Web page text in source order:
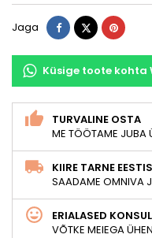
Jaga Jaga Tweet
Küsige toote kohta
TURVALINE OSTA
ME TÖÖTAME JUBA
KIIRE TARNE
SAADAME OMNIVA
ERIALASED
VÕTKE MEIEGA